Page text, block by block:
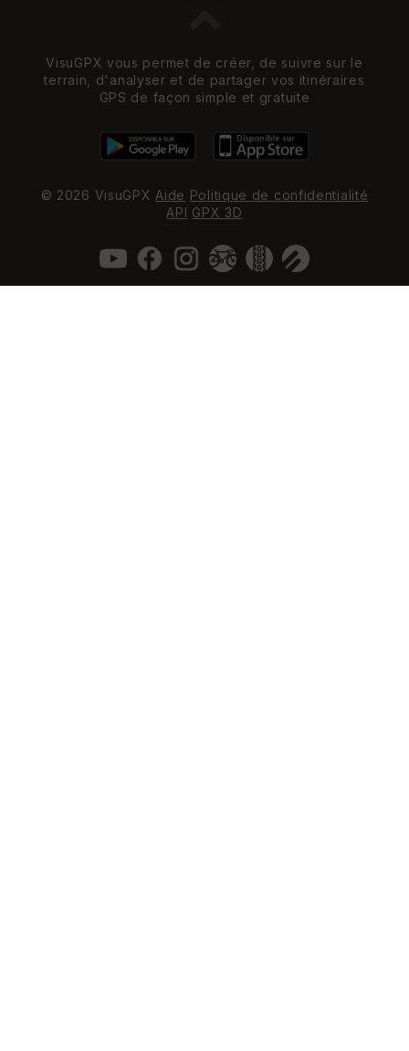
VisuGPX vous permet de créer, de suivre sur le
terrain, d'analyser et de partager vos itinéraires
GPS de façon simple et gratuite
© 2026 VisuGPX Aide Politique de confidentialité
API GPX 3D